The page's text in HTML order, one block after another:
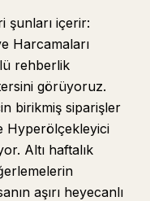
şunları içerir:
Harcamaları
rehberlik
görüyoruz.
birikmiş siparişler
Hyperölçekleyici
Altı haftalık
aşırı heyecanlı